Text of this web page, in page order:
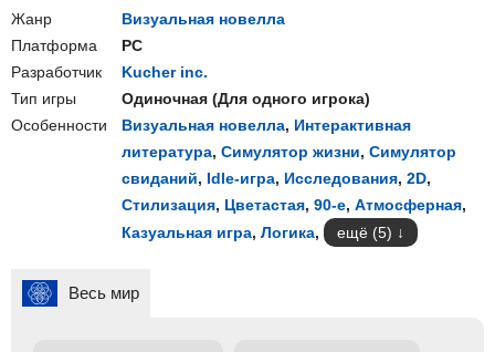
Жанр
Визуальная новелла
Платформа
PC
Разработчик
Kucher inc.
Тип игры
Одиночная (Для одного игрока)
Особенности
Визуальная новелла, Интерактивная
литература, Симулятор жизни, Симулятор
свиданий, Idle-игра, Исследования, 2D,
Стилизация, Цветастая, 90-е, Атмосферная,
Казуальная игра, Логика, ещё (5)
Весь мир